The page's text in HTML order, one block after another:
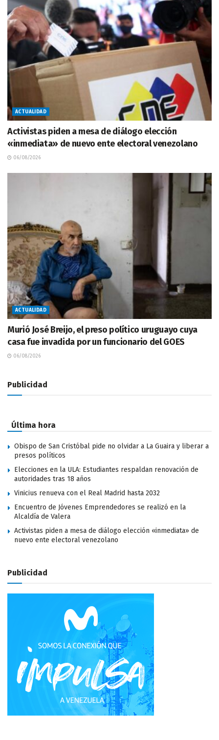
ACTUALIDAD
Activistas piden a mesa de diálogo elección
«inmediata» de nuevo ente electoral venezolano
06/08/2026
ACTUALIDAD
Murió José Breijo, el preso político uruguayo cuya
casa fue invadida por un funcionario del GOES
06/08/2026
Publicidad
Última hora
Obispo de San Cristóbal pide no olvidar a La Guaira y liberar a
presos políticos
Elecciones en la ULA: Estudiantes respaldan renovación de
autoridades tras 18 años
Vinicius renueva con el Real Madrid hasta 2032
Encuentro de Jóvenes Emprendedores se realizó en la
Alcaldía de Valera
Activistas piden a mesa de diálogo elección «inmediata» de
nuevo ente electoral venezolano
Publicidad